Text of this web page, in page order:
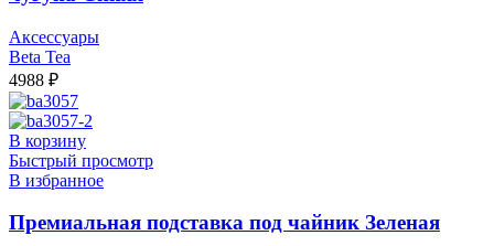
Аксессуары
Beta Tea
4988 ₽
В корзину
Быстрый просмотр
В избранное
Премиальная подставка под чайник Зеленая